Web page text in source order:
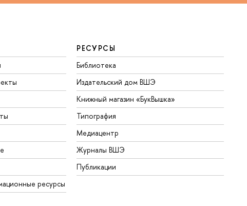
ресурсы
РЕСУРСЫ
Библиотека
Издательский дом ВШЭ
Книжный магазин «БукВышка»
Типография
Медиацентр
Журналы ВШЭ
Публикации